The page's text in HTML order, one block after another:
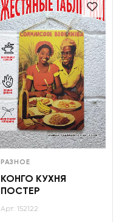
РАЗНОЕ
КОНГО КУХНЯ
ПОСТЕР
Арт: 152122